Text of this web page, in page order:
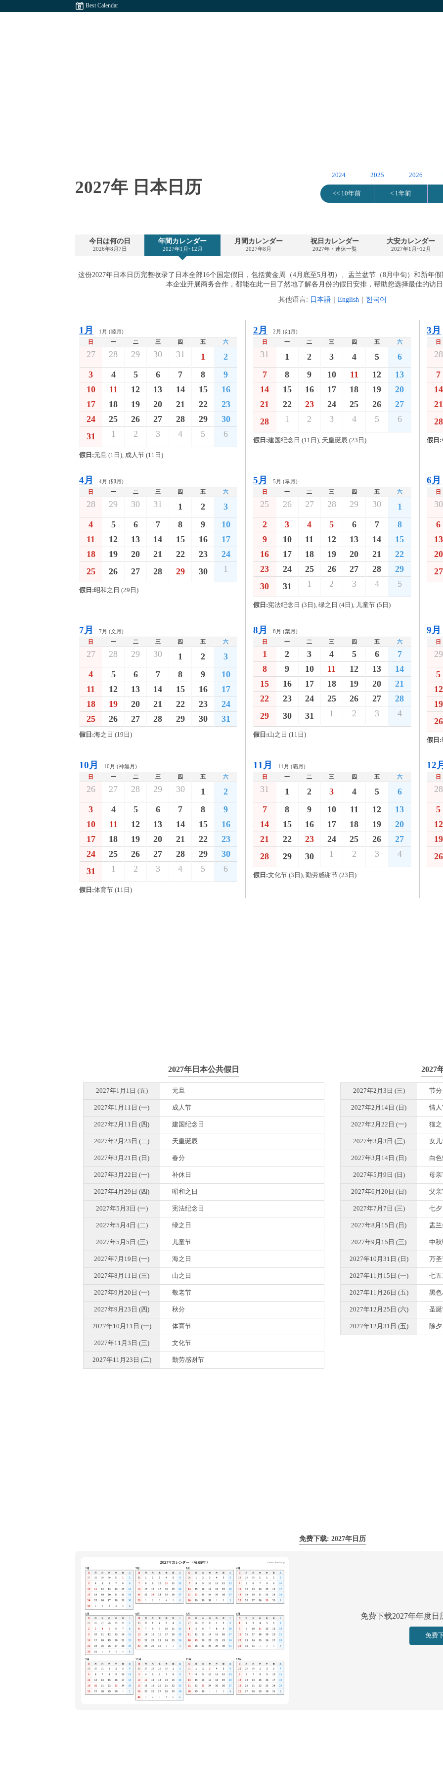
Best Calendar
2027年 日本日历
2024 2025 2026
<< 10年前 < 1年前
今日は何の日
2026年8月7日
年間カレンダー
2027年1月~12月
月間カレンダー
2027年8月
祝日カレンダー
2027年・連休一覧
大安カレンダー
2027年1月~12月
这份2027年日本日历完整收录了日本全部16个国定假日，包括黄金周（4月底至5月初）、盂兰盆节（8月中旬）和新年
本企业开展商务合作，都能在此一目了然地了解各月份的假日安排，帮助您选择最佳的访日
其他语言: 日本語｜ English｜ 한국어
1月
1月 (睦月)
日
一 二 三 四 五 六
27 28 29 30 31 1
2
3
4 5 6 7 8
9
10
11 12 13 14 15
16
17
18 19 20 21 22
23
24
25 26 27 28 29
30
31
1 2 3 4 5 6
假日:元旦 (1日), 成人节 (11日)
2月
2月 (如月)
日
一 二 三 四 五 六
31 1 2 3 4 5
6
7
8 9 10 11 12
13
14
15 16 17 18 19
20
21
22 23 24 25 26
27
28
1 2 3 4 5 6
假日:建国纪念日 (11日), 天皇诞辰 (23日)
3月
日
28
7
14
21
28
假日:
4月
4月 (卯月)
日
一 二 三 四 五 六
28 29 30 31 1 2
3
4
5 6 7 8 9
10
11
12 13 14 15 16
17
18
19 20 21 22 23
24
25
26 27 28 29 30 1
假日:昭和之日 (29日)
5月
5月 (皐月)
日
一 二 三 四 五 六
25 26 27 28 29 30
1
2
3 4 5 6 7
8
9
10 11 12 13 14
15
16
17 18 19 20 21
22
23
24 25 26 27 28
29
30
31 1 2 3 4 5
假日:宪法纪念日 (3日), 绿之日 (4日), 儿童节 (5日)
6月
日
30
6
13
20
27
7月
7月 (文月)
日
一 二 三 四 五 六
27 28 29 30 1 2
3
4
5 6 7 8 9
10
11
12 13 14 15 16
17
18
19 20 21 22 23
24
25
26 27 28 29 30 31
假日:海之日 (19日)
8月
8月 (葉月)
日
一 二 三 四 五 六
1 2 3 4 5 6
7
8
9 10 11 12 13
14
15
16 17 18 19 20
21
22
23 24 25 26 27
28
29
30 31 1 2 3 4
假日:山之日 (11日)
9月
日
29
5
12
19
26
假日:
10月
10月 (神無月)
日
一 二 三 四 五 六
26 27 28 29 30 1
2
3
4 5 6 7 8
9
10
11 12 13 14 15
16
17
18 19 20 21 22
23
24
25 26 27 28 29
30
31
1 2 3 4 5 6
假日:体育节 (11日)
11月
11月 (霜月)
日
一 二 三 四 五 六
31 1 2 3 4 5
6
7
8 9 10 11 12
13
14
15 16 17 18 19
20
21
22 23 24 25 26
27
28
29 30 1 2 3 4
假日:文化节 (3日), 勤劳感谢节 (23日)
12月
日
28
5
12
19
26
2027年日本公共假日
2027年1月1日 (五) 元旦
2027年1月11日 (一) 成人节
2027年2月11日 (四) 建国纪念日
2027年2月23日 (二) 天皇诞辰
2027年3月21日 (日) 春分
2027年3月22日 (一) 补休日
2027年4月29日 (四) 昭和之日
2027年5月3日 (一) 宪法纪念日
2027年5月4日 (二) 绿之日
2027年5月5日 (三) 儿童节
2027年7月19日 (一) 海之日
2027年8月11日 (三) 山之日
2027年9月20日 (一) 敬老节
2027年9月23日 (四) 秋分
2027年10月11日 (一) 体育节
2027年11月3日 (三) 文化节
2027年11月23日 (二) 勤劳感谢节
2027
2027年2月3日 (三) 节分
2027年2月14日 (日) 情
2027年2月22日 (一) 猫之
2027年3月3日 (三) 女儿
2027年3月14日 (日) 白
2027年5月9日 (日) 母
2027年6月20日 (日) 父
2027年7月7日 (三) 七夕
2027年8月15日 (日) 盂
2027年9月15日 (三) 中秋
2027年10月31日 (日) 万
2027年11月15日 (一) 七五
2027年11月26日 (五) 黑
2027年12月25日 (六) 圣
2027年12月31日 (五) 除夕
免费下载: 2027年日历
免费下载2027年年度日
免费